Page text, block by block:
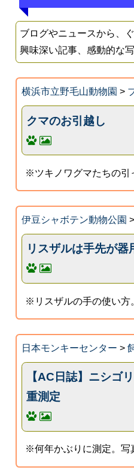
ブログやニュースから、
興味深い記事、感動的な
横浜市立野毛山動物園 >
クマのお引越し
※ツキノワグマたちの引
伊豆シャボテン動物公園 >
リスザルは手先が器
※リスザルの手の使い方
日本モンキーセンター >
【AC日誌】ニシゴ
重測定
※何年かぶりに測定。写